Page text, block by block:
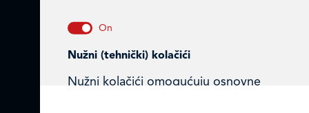
Prodajni centri
Ledo u inozemstvu
Nužni (tehnički) kolačići
Nužni kolačići omogućuju osnovne